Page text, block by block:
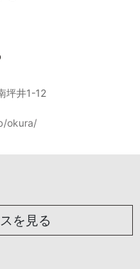
坪井1-12
okura/
を見る